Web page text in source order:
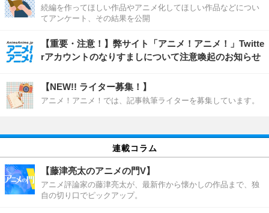
続編を作ってほしい作品やアニメ化してほしい作品などについ
てアンケート、その結果を公開
【重要・注意！】弊サイト「アニメ！アニメ！」Twitte
rアカウントのなりすましについて注意喚起のお知らせ
【NEW!! ライター募集！】
アニメ！アニメ！では、記事執筆ライターを募集しています。
連載コラム
【藤津亮太のアニメの門V】
アニメ評論家の藤津亮太が、最新作から懐かしの作品まで、独
自の切り口でピックアップ。